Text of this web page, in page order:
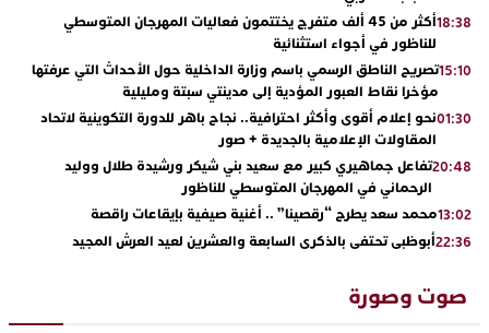
18:38
أكثر من 45 ألف متفرج يختتمون فعاليات المهرجان المتوسطي
للناظور في أجواء استثنائية
15:10تصريح الناطق الرسمي باسم وزارة الداخلية حول الأحداث التي عرفتها
مؤخرا نقاط العبور المؤدية إلى مدينتي سبتة ومليلية
01:30نحو إعلام أقوى وأكثر احترافية.. نجاح باهر للدورة التكوينية لاتحاد
المقاولات الإعلامية بالجديدة + صور
20:48تفاعل جماهيري كبير مع سعيد بني شيكر ورشيدة طلال ووليد
الرحماني في المهرجان المتوسطي للناظور
13:02محمد سعد يطرح “رقصينا” .. أغنية صيفية بإيقاعات راقصة
22:36أبوظبي تحتفي بالذكرى السابعة والعشرين لعيد العرش المجيد
13:30دنيا بوطازوت تواصل تألقها الفني وتؤكد مكانتها بأداء مميز في
“كوفرة فالغيس”
صوت وصورة